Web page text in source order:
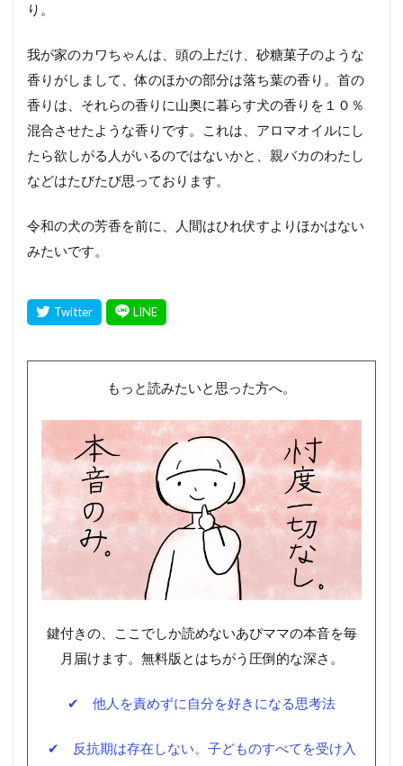
り。
我が家のカワちゃんは、頭の上だけ、砂糖菓子のような
香りがしまして、体のほかの部分は落ち葉の香り。首の
香りは、それらの香りに山奥に暮らす犬の香りを１０％
混合させたような香りです。これは、アロマオイルにし
たら欲しがる人がいるのではないかと、親バカのわたし
などはたびたび思っております。
令和の犬の芳香を前に、人間はひれ伏すよりほかはない
みたいです。
もっと読みたいと思った方へ。
鍵付きの、ここでしか読めないあぴママの本音を毎
月届けます。無料版とはちがう圧倒的な深さ。
✔ 他人を責めずに自分を好きになる思考法
✔ 反抗期は存在しない。子どものすべてを受け入